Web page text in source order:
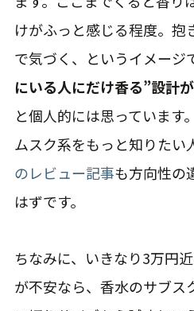
けがふっと感じる程度。抱
で気づく、というイメージ
にいる人にだけ香る”設計
と個人的には思っています
ムスク系をもっと知りたい
のレビュー記事も方向性の
はずです。
ちなみに、いきなり3万円
が不安なら、香水のサブス